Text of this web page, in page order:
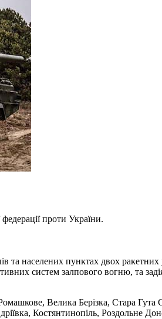
проти України.
населених пунктах двох ракетних
систем залпового вогню, та
Велика Берізка, Стара Гута
Костянтинопіль, Роздольне